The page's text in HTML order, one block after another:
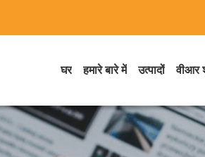
घर हमारे बारे में उत्पादों वीआर